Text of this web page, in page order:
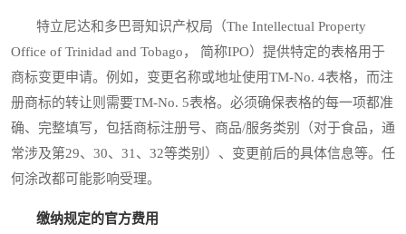
特立尼达和多巴哥知识产权局（The Intellectual Property
Office of Trinidad and Tobago， 简称IPO）提供特定的表格用于
商标变更申请。例如，变更名称或地址使用TM-No. 4表格，而注
册商标的转让则需要TM-No. 5表格。必须确保表格的每一项都准
确、完整填写，包括商标注册号、商品/服务类别（对于食品，通
常涉及第29、30、31、32等类别）、变更前后的具体信息等。任
何涂改都可能影响受理。
缴纳规定的官方费用